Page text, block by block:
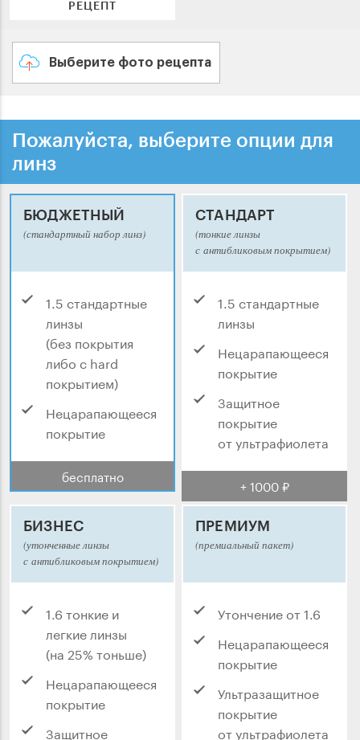
РЕЦЕПТ
Выберите фото рецепта
Пожалуйста, выберите опции для
линз
БЮДЖЕТНЫЙ
(стандартный набор линз)
1.5 стандартные
линзы
(без покрытия
либо с hard
покрытием)
Нецарапающееся
покрытие
бесплатно
СТАНДАРТ
(тонкие линзы
с антибликовым покрытием)
1.5 стандартные
линзы
Нецарапающееся
покрытие
Защитное
покрытие
от ультрафиолета
+ 1000 ₽
БИЗНЕС
(утонченные линзы
с антибликовым покрытием)
1.6 тонкие и
легкие линзы
(на 25% тоньше)
Нецарапающееся
покрытие
Защитное
ПРЕМИУМ
(премиальный пакет)
Утончение от 1.6
Нецарапающееся
покрытие
Ультразащитное
покрытие
от ультрафиолета